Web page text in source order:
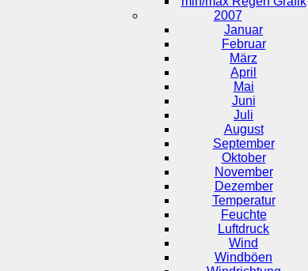
2007
Januar
Februar
März
April
Mai
Juni
Juli
August
September
Oktober
November
Dezember
Temperatur
Feuchte
Luftdruck
Wind
Windböen